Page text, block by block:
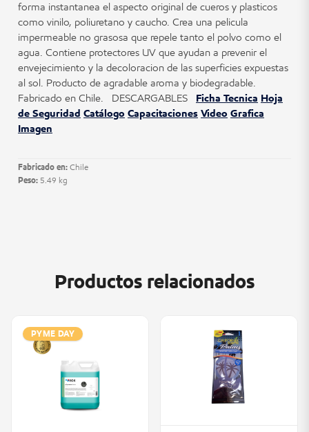
forma instantanea el aspecto original de cueros y plasticos
como vinilo, poliuretano y caucho. Crea una pelicula
impermeable no grasosa que repele tanto el polvo como el
agua. Contiene protectores UV que ayudan a prevenir el
envejecimiento y la decoloracion de las superficies expuestas
al sol. Producto de agradable aroma y biodegradable.
Fabricado en Chile. DESCARGABLES Ficha Tecnica Hoja
de Seguridad Catálogo Capacitaciones Video Grafica
Imagen
Fabricado en: Chile
Peso: 5.49 kg
Productos relacionados
PYME DAY